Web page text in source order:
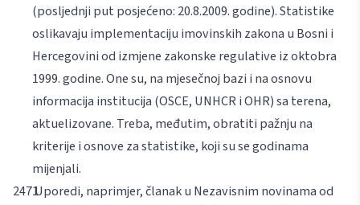
(posljednji put posjećeno: 20.8.2009. godine). Statistike
oslikavaju implementaciju imovinskih zakona u Bosni i
Hercegovini od izmjene zakonske regulative iz oktobra
1999. godine. One su, na mjesečnoj bazi i na osnovu
informacija institucija (OSCE, UNHCR i OHR) sa terena,
aktuelizovane. Treba, međutim, obratiti pažnju na
kriterije i osnove za statistike, koji su se godinama
mijenjali.
Uporedi, naprimjer, članak u Nezavisnim novinama od